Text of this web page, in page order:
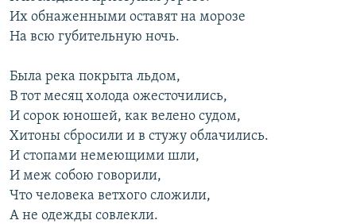
Их обнаженными оставят на морозе
На всю губительную ночь.
Была река покрыта льдом,
В тот месяц холода ожесточились,
И сорок юношей, как велено судом,
Хитоны сбросили и в стужу облачились.
И стопами немеющими шли,
И меж собою говорили,
Что человека ветхого сложили,
А не одежды совлекли.